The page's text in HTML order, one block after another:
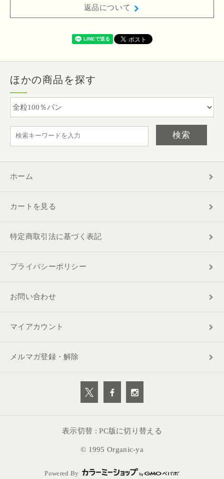
返品について
ほかの商品を探す
検索
ホーム
カートを見る
特定商取引法に基づく表記
プライバシーポリシー
お問い合わせ
マイアカウント
メルマガ登録・解除
表示切替 :PC版に切り替える
© 1995 Organic-ya
Powered By